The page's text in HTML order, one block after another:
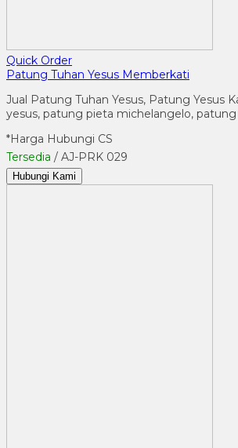
Quick Order
Patung Tuhan Yesus Memberkati
Jual Patung Tuhan Yesus, Patung Yesus
yesus, patung pieta michelangelo,
*Harga Hubungi CS
Tersedia / AJ-PRK 029
Hubungi Kami